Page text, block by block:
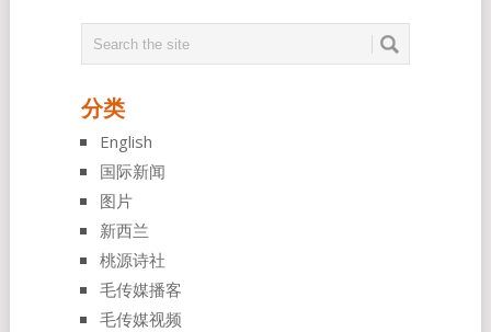
分类
English
国际新闻
图片
新西兰
桃源诗社
毛传媒播客
毛传媒视频